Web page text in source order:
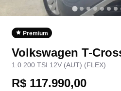
Premium
Volkswagen T-
1.0 200 TSI 12V (AUT) (FLEX)
R$ 117.990,00